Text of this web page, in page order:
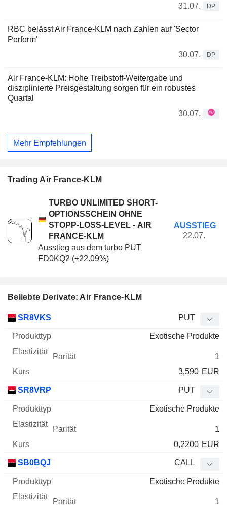
31.07.
DP
RBC belässt Air France-KLM nach Zahlen auf 'Sector
Perform'
30.07.
DP
Air France-KLM: Hohe Treibstoff-Weitergabe und
disziplinierte Preisgestaltung sorgen für ein robustes
Quartal
30.07.
Mehr Empfehlungen
Trading Air France-KLM
TURBO UNLIMITED SHORT-
OPTIONSSCHEIN OHNE
STOPP-LOSS-LEVEL - AIR
FRANCE-KLM
Ausstieg aus dem turbo PUT
FD0KQ2 (+22.09%)
AUSSTIEG
22.07.
Beliebte Derivate: Air France-KLM
WKN Typ Produkttyp
SR8VKS PUT
Exotische Produkte
1
3,590 EUR
SR8VRP PUT
Exotische Produkte
1
0,2200 EUR
SB0BQJ CALL
Exotische Produkte
1